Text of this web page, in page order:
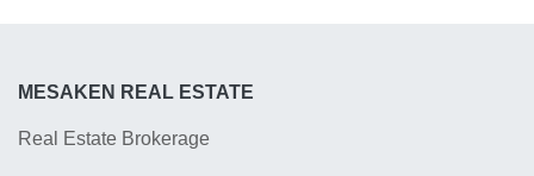
MESAKEN REAL ESTATE
Real Estate Brokerage